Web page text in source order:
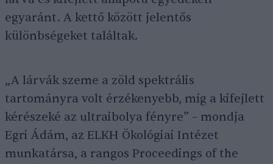
egyaránt. A kettő között jelentős
különbségeket találtak.
„A lárvák szeme a zöld spektrális
tartományra volt érzékenyebb, míg a kifejlett
kérészeké az ultraibolya fényre” – mondja
Egri Ádám, az ELKH Ökológiai Intézet
munkatársa, a rangos Proceedings of the